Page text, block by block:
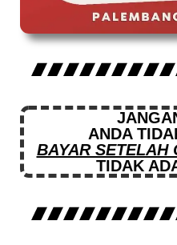
ANDA
BAYAR SETELAH
TIDAK